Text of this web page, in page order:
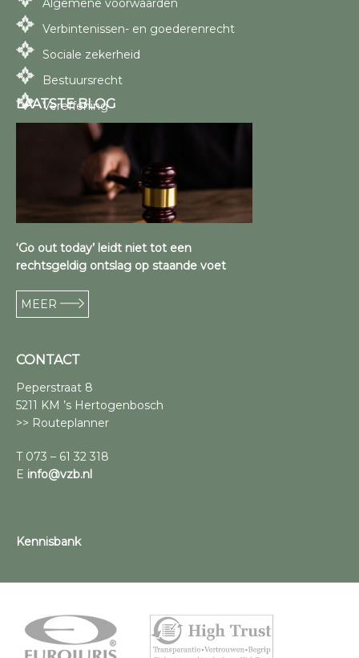
Algemene voorwaarden
Verbintenissen- en goederenrecht
Sociale zekerheid
Bestuursrecht
Vereffening
LAATSTE BLOG
‘Go out today’ leidt niet tot een
rechtsgeldig ontslag op staande voet
MEER
CONTACT
Peperstraat 8
5211 KM ’s Hertogenbosch
>> Routeplanner
T 073 – 61 32 318
E info@vzb.nl
Kennisbank